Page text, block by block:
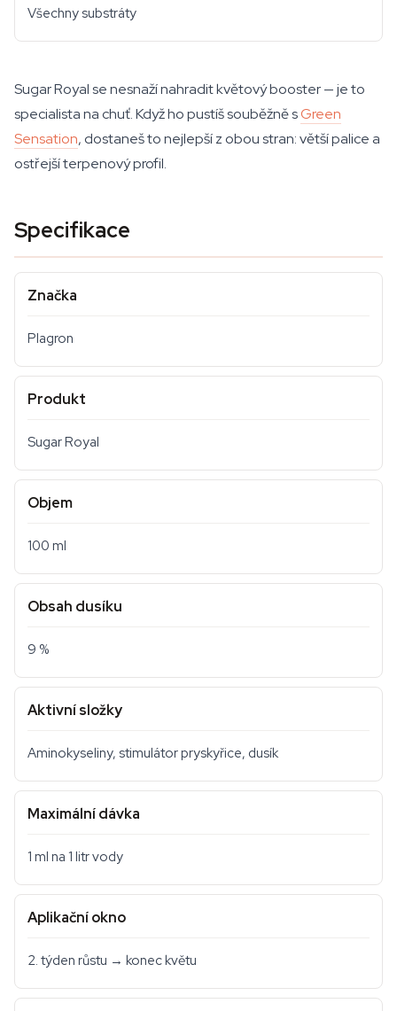
Všechny substráty
Sugar Royal se nesnaží nahradit květový booster — je to
specialista na chuť. Když ho pustíš souběžně sGreen
Sensation, dostaneš to nejlepší z obou stran: větší palice a
ostřejší terpenový profil.
Specifikace
Značka
Plagron
Produkt
Sugar Royal
Objem
100 ml
Obsah dusíku
9 %
Aktivní složky
Aminokyseliny, stimulátor pryskyřice, dusík
Maximální dávka
1 ml na 1 litr vody
Aplikační okno
2. týden růstu → konec květu